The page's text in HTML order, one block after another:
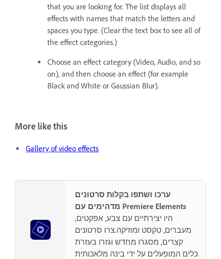
that you are looking for. The list displays all
effects with names that match the letters and
spaces you type. (Clear the text box to see all of
the effect categories.)
Choose an effect category (Video, Audio, and so
on), and then choose an effect (for example
Black and White or Gaussian Blur).
More like this
Gallery of video effects
ערכו ושתפו בקלות סרטונים
מדהימים עם Premiere Elements
היו יצירתיים עם צבע, אפקטים,
מעברים, טקסט ומוזיקה.צרו סרטונים
קצרים, מסגרו מחדש וגזרו בעזרת
כלים המופעלים על ידי בינה מלאכותית.